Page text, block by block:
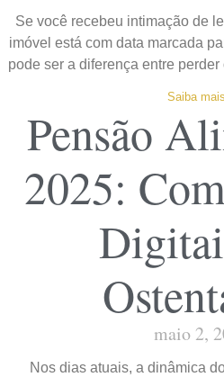
Se você recebeu intimação de
imóvel está com data marcada
pode ser a diferença entre
Saiba
Pensão
2025:
maio 2,
Nos dias atuais, a dinâmica